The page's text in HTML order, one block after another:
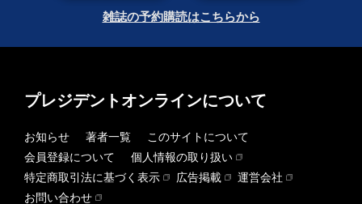
雑誌の予約購読はこちらから
プレジデントオンラインについて
お知らせ 著者一覧
このサイトについて
会員登録について
個人情報の取り扱い
特定商取引法に基づく表示
広告掲載
運営会社
お問い合わせ